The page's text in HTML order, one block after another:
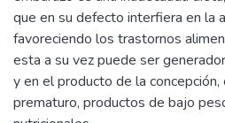
que en su defecto interfiera en la
favoreciendo los trastornos
esta a su vez puede ser
y en el producto de la
prematuro, productos de bajo